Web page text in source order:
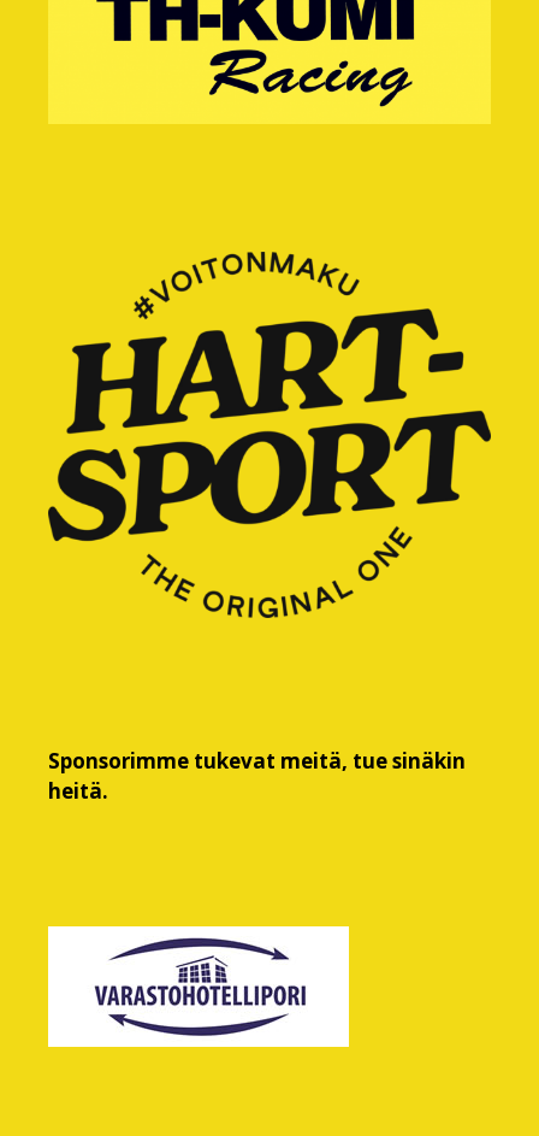
Sponsorimme tukevat meitä, tue sinäkin
heitä.